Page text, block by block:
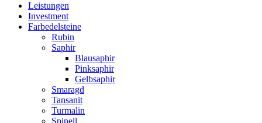
Leistungen
Investment
Farbedelsteine
Rubin
Saphir
Blausaphir
Pinksaphir
Gelbsaphir
Smaragd
Tansanit
Turmalin
Spinell